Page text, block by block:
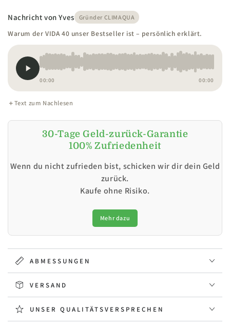
Nachricht von Yves Gründer CLIMAQUA
Warum der VIDA 40 unser Bestseller ist – persönlich erklärt.
00:00 00:00
Text zum Nachlesen
30-Tage Geld-zurück-Garantie
100% Zufriedenheit
Wenn du nicht zufrieden bist, schicken wir dir dein Geld
zurück.
Kaufe ohne Risiko.
Mehr dazu
ABMESSUNGEN
VERSAND
UNSER QUALITÄTSVERSPRECHEN